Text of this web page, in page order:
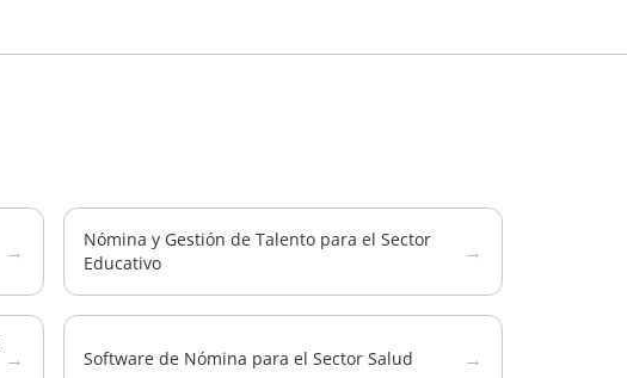
→
Nómina y Gestión de Talento para el Sector
Educativo
→
→ Software de Nómina para el Sector Salud →